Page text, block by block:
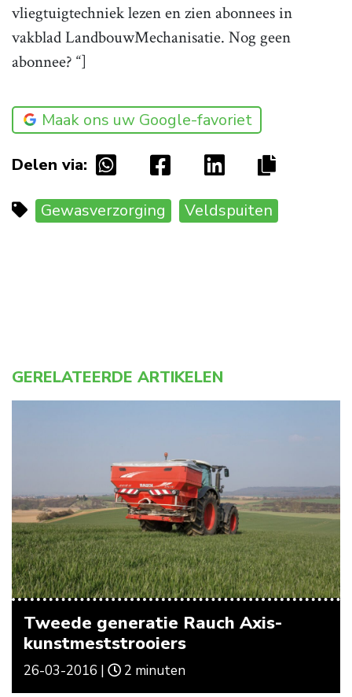
vliegtuigtechniek lezen en zien abonnees in
vakblad LandbouwMechanisatie. Nog geen
abonnee? “]
Maak ons uw Google-favoriet
Delen via:
Gewasverzorging Veldspuiten
GERELATEERDE ARTIKELEN
Tweede generatie Rauch Axis-
kunstmeststrooiers
26-03-2016 | 2 minuten